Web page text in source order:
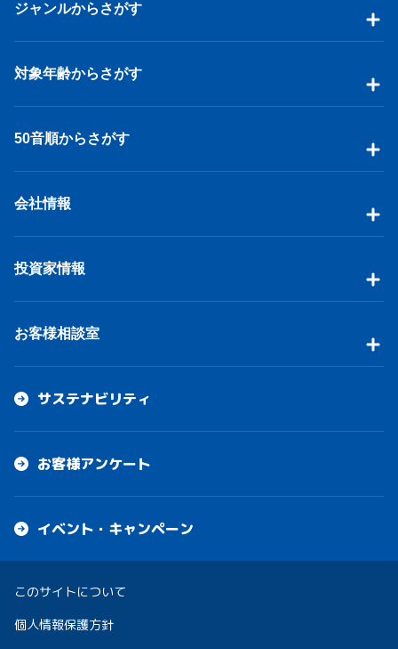
ジャンルからさがす
対象年齢からさがす
50音順からさがす
会社情報
投資家情報
お客様相談室
サステナビリティ
お客様アンケート
イベント・キャンペーン
このサイトについて
個人情報保護方針